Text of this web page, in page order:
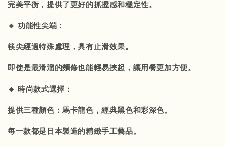
完美平衡，提供了更好的抓握感和穩定性。
🔸 功能性尖端：
筷尖經過特殊處理，具有止滑效果。
即使是最滑溜的麵條也能輕易挾起，讓用餐更加方便。
🔹 時尚款式選擇：
提供三種顏色：馬卡龍色，經典黑色和彩深色。
每一款都是日本製造的精緻手工藝品。